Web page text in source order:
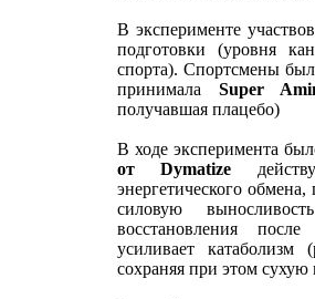
В эксперименте
подготовки (уровня
спорта). Спортсмены
принимала Super
получавшая плацебо)
В ходе эксперимента
от Dymatize
энергетического
силовую
восстановления
усиливает
сохраняя при этом